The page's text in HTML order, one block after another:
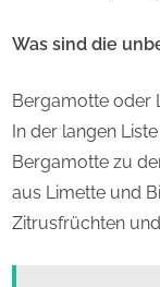
Was sind die
Bergamotte oder
In der langen
Bergamotte zu
aus Limette und
Zitrusfrüchten